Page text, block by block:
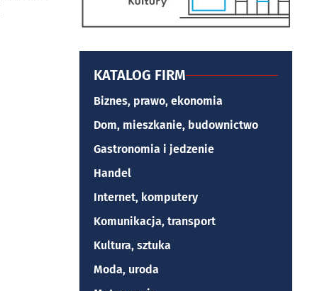
KATALOG FIRM
Biznes, prawo, ekonomia
Dom, mieszkanie, budownictwo
Gastronomia i jedzenie
Handel
Internet, komputery
Komunikacja, transport
Kultura, sztuka
Moda, uroda